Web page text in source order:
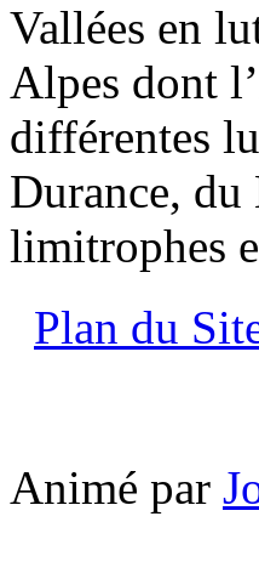
Vallées en
Alpes dont
différentes
Durance, du
limitrophes
Plan du
Animé par